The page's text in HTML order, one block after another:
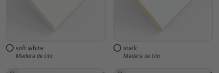
soft white
Madera de tilo
stark
Madera de tilo